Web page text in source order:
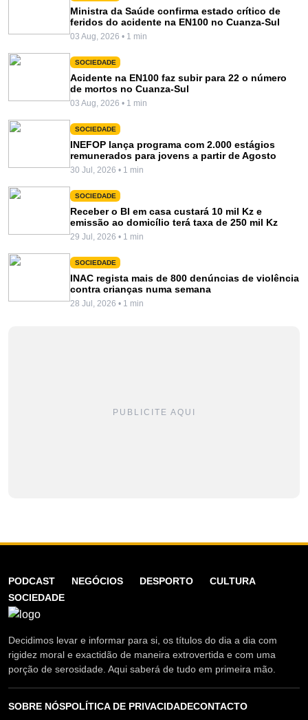
Ministra da Saúde confirma estado crítico de
feridos do acidente na EN100 no Cuanza-Sul
03 Aug, 2026 • 1 min
SOCIEDADE
Acidente na EN100 faz subir para 22 o número
de mortos no Cuanza-Sul
03 Aug, 2026 • 1 min
SOCIEDADE
INEFOP lança programa com 2.000 estágios
remunerados para jovens a partir de Agosto
30 Jul, 2026 • 1 min
SOCIEDADE
Receber o BI em casa custará 10 mil Kz e
emissão ao domicílio terá taxa de 250 mil Kz
29 Jul, 2026 • 1 min
SOCIEDADE
INAC regista mais de 800 denúncias de violência
contra crianças numa semana
28 Jul, 2026 • 1 min
PUBLICITE AQUI
PODCAST NEGÓCIOS DESPORTO
CULTURA
SOCIEDADE
Decidimos levar e informar para si, os títulos do dia a dia com
rigidez moral e exactidão de maneira extrovertida e com uma
porção de serosidade. Aqui saberá de tudo em primeira mão.
SOBRE NÓSPOLÍTICA DE PRIVACIDADECONTACTO